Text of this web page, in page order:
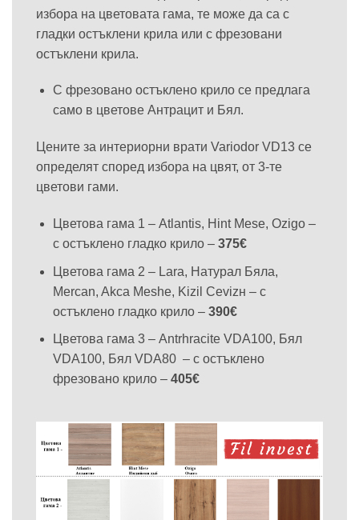
избора на цветовата гама, те може да са с
гладки остъклени крила или с фрезовани
остъклени крила.
С фрезовано остъклено крило се предлага
само в цветове Антрацит и Бял.
Цените за интериорни врати Variodor VD13 се
определят според избора на цвят, от 3-те
цветови гами.
Цветова гама 1 – Atlantis, Hint Mese, Ozigo –
с остъклено гладко крило – 375€
Цветова гама 2 – Lara, Натурал Бяла,
Mercan, Akca Meshe, Kizil Cevizн – с
остъклено гладко крило – 390€
Цветова гама 3 – Antrhracite VDA100, Бял
VDA100, Бял VDA80 – с остъклено
фрезовано крило – 405€